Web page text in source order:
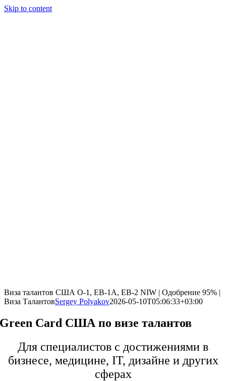
Skip to content
Виза талантов США O-1, EB-1A, EB-2 NIW | Одобрение 95% |
Виза ТалантовSergey Polyakov2026-05-10T05:06:33+03:00
Green Card США по визе талантов
Для специалистов с достижениями в
бизнесе, медицине, IT, дизайне и других
сферах